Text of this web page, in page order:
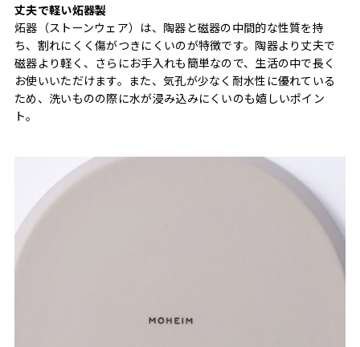
丈夫で軽い炻器製
炻器（ストーンウェア）は、陶器と磁器の中間的な性質を持
ち、割れにくく傷がつきにくいのが特徴です。陶器より丈夫で
磁器より軽く、さらにお手入れも簡単なので、生活の中で長く
お使いいただけます。また、気孔が少なく耐水性に優れている
ため、洗いものの際に水が浸み込みにくいのも嬉しいポイン
ト。